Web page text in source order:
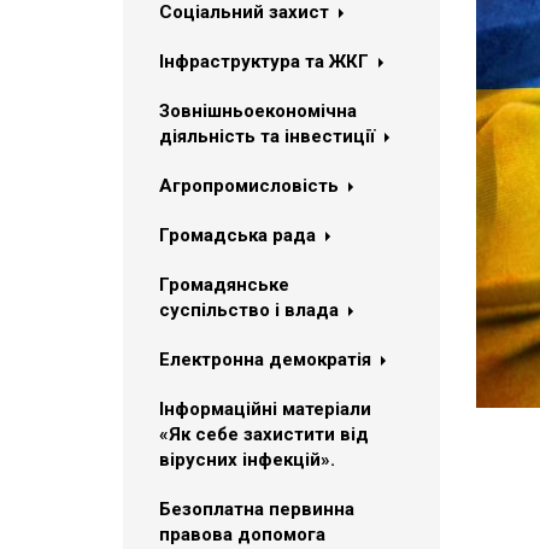
Соціальний захист
Інфраструктура та ЖКГ
Зовнішньоекономічна
діяльність та інвестиції
Агропромисловість
Громадська рада
Громадянське
суспільство і влада
Електронна демократія
Інформаційні матеріали
«Як себе захистити від
вірусних інфекцій».
Безоплатна первинна
правова допомога